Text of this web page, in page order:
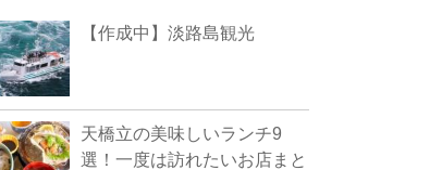
【作成中】淡路島観光
天橋立の美味しいランチ9
選！一度は訪れたいお店まと